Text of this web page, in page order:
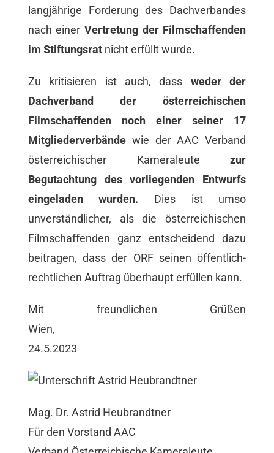
langjährige Forderung des Dachverbandes
nach einer Vertretung der Filmschaffenden
im Stiftungsratnicht erfüllt wurde.
Zu kritisieren ist auch, dass weder der
Dachverband der österreichischen
Filmschaffenden noch einer seiner 17
Mitgliederverbändewie der AAC Verband
österreichischer Kameraleutezur
Begutachtung des vorliegenden Entwurfs
eingeladen wurden. Dies ist umso
unverständlicher, als die österreichischen
Filmschaffenden ganz entscheidend dazu
beitragen, dass der ORF seinen öffentlich-
rechtlichen Auftrag überhaupt erfüllen kann.
Mit freundlichen Grüßen
24.5.2023
Mag. Dr. Astrid Heubrandtner
Für den Vorstand AAC